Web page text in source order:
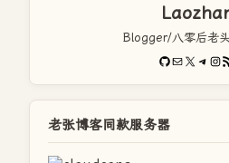
Blogger/八零后老
GitHub
电子邮件X
老张博客同款服务器